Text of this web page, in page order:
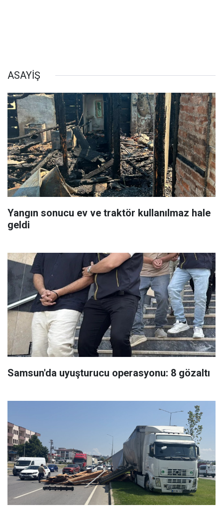
ASAYİŞ
Yangın sonucu ev ve traktör kullanılmaz hale
geldi
Samsun'da uyuşturucu operasyonu: 8 gözaltı